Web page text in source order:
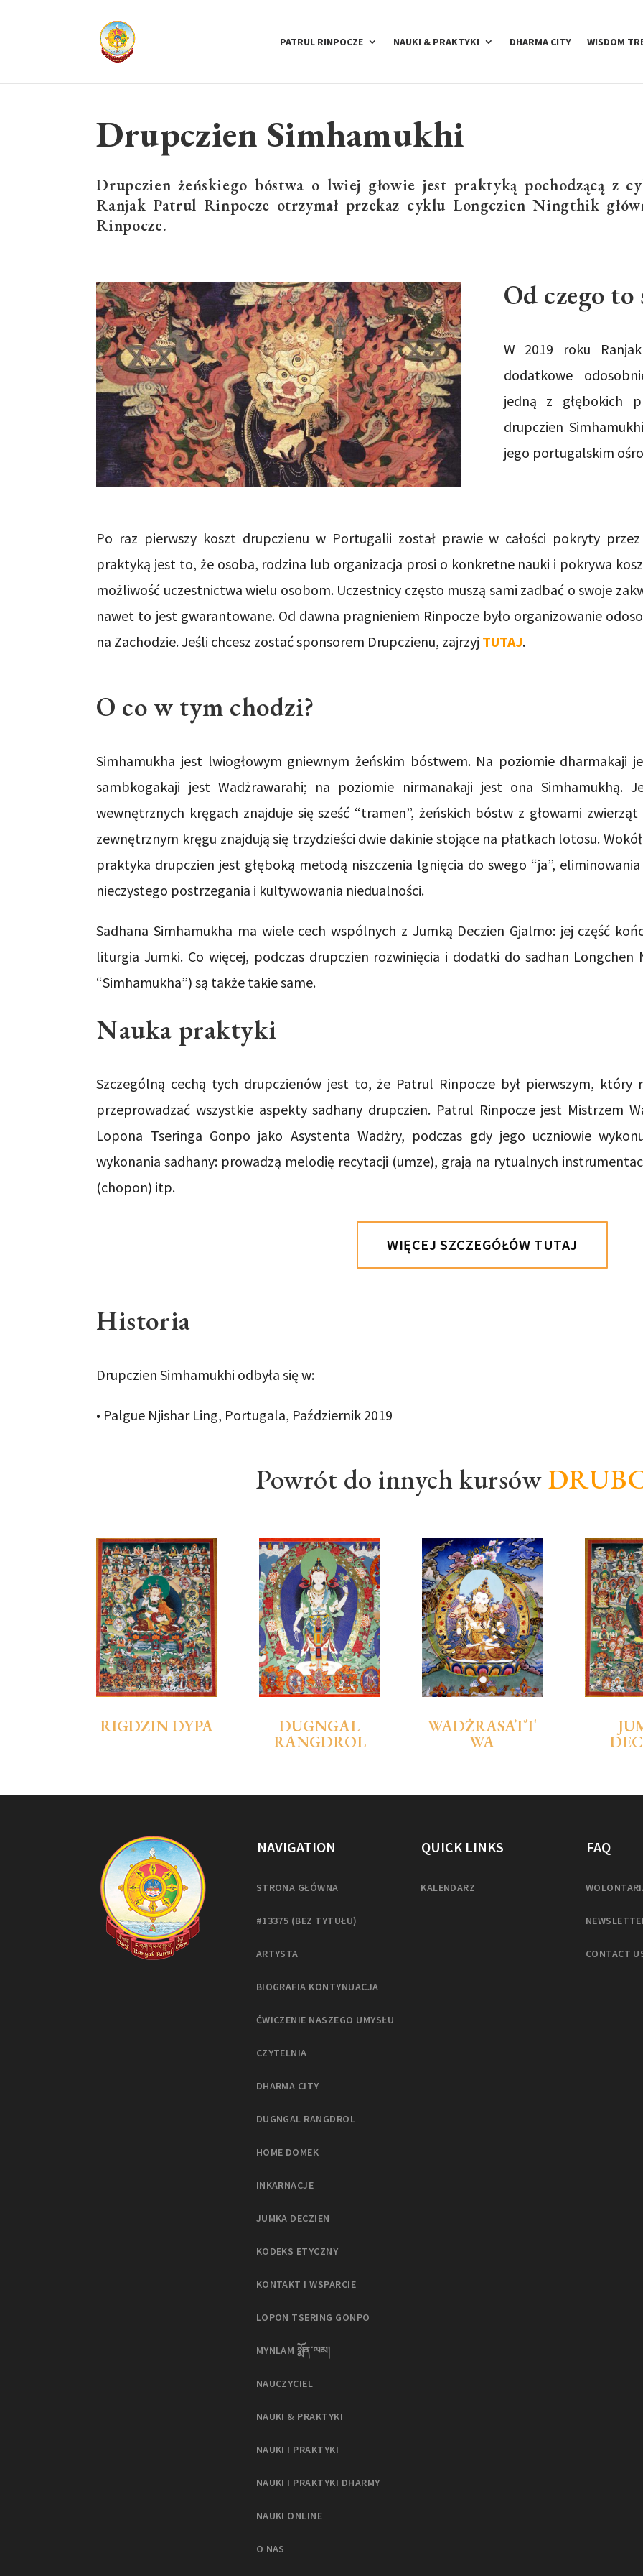
PATRUL RINPOCZE NAUKI & PRAKTYKI DHARMA CITY WISDOM
Drupczien Simhamukhi
Drupczien żeńskiego bóstwa o lwiej głowie jest praktyką pochodzącą z
Ranjak Patrul Rinpocze otrzymał przekaz cyklu Longczien Ningthik
Rinpocze.
Od czego to
W 2019 roku
dodatkowe
jedną z głębokich
drupczien
jego portugalskim
Po raz pierwszy koszt drupczienu w Portugalii został prawie w całości pokryty
praktyką jest to, że osoba, rodzina lub organizacja prosi o konkretne nauki i pokrywa
możliwość uczestnictwa wielu osobom. Uczestnicy często muszą sami zadbać o swoje
nawet to jest gwarantowane. Od dawna pragnieniem Rinpocze było organizowanie
na Zachodzie. Jeśli chcesz zostać sponsorem Drupczienu, zajrzyj TUTAJ.
O co w tym chodzi?
Simhamukha jest lwiogłowym gniewnym żeńskim bóstwem. Na poziomie dharmakaji
sambkogakaji jest Wadżrawarahi; na poziomie nirmanakaji jest ona Simhamukhą.
wewnętrznych kręgach znajduje się sześć “tramen”, żeńskich bóstw z głowami
zewnętrznym kręgu znajdują się trzydzieści dwie dakinie stojące na płatkach lotosu.
praktyka drupczien jest głęboką metodą niszczenia lgnięcia do swego “ja”,
nieczystego postrzegania i kultywowania niedualności.
Sadhana Simhamukha ma wiele cech wspólnych z Jumką Deczien Gjalmo: jej część
liturgia Jumki. Co więcej, podczas drupczien rozwinięcia i dodatki do sadhan Longchen
“Simhamukha”) są także takie same.
Nauka praktyki
Szczególną cechą tych drupczienów jest to, że Patrul Rinpocze był pierwszym, który
przeprowadzać wszystkie aspekty sadhany drupczien. Patrul Rinpocze jest Mistrzem
Lopona Tseringa Gonpo jako Asystenta Wadżry, podczas gdy jego uczniowie
wykonania sadhany: prowadzą melodię recytacji (umze), grają na rytualnych
(chopon) itp.
WIĘCEJ SZCZEGÓŁÓW TUTAJ
Historia
Drupczien Simhamukhi odbyła się w:
• Palgue Njishar Ling, Portugala, Październik 2019
Powrót do innych kursów
RIGDZIN DYPA DUGNGAL
RANGDROL
WADŻRASATT
WA
NAVIGATION
STRONA GŁÓWNA
#13375 (BEZ TYTUŁU)
ARTYSTA
BIOGRAFIA KONTYNUACJA
ĆWICZENIE NASZEGO UMYSŁU
CZYTELNIA
DHARMA CITY
DUGNGAL RANGDROL
HOME DOMEK
INKARNACJE
JUMKA DECZIEN
KODEKS ETYCZNY
KONTAKT I WSPARCIE
LOPON TSERING GONPO
MYNLAM སྨོན་ལམ།
NAUCZYCIEL
NAUKI & PRAKTYKI
NAUKI I PRAKTYKI
NAUKI I PRAKTYKI DHARMY
NAUKI ONLINE
O NAS
QUICK LINKS
KALENDARZ
FAQ
CONTACT